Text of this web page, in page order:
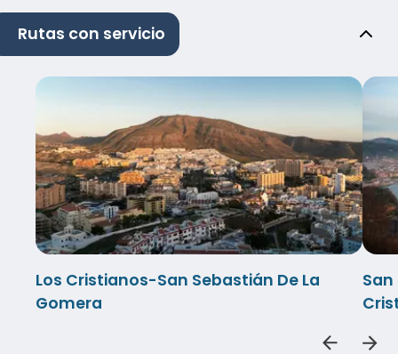
Rutas con servicio
Los Cristianos-San Sebastián De La
Gomera